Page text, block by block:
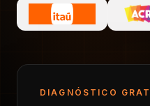
DIAGNÓSTICO